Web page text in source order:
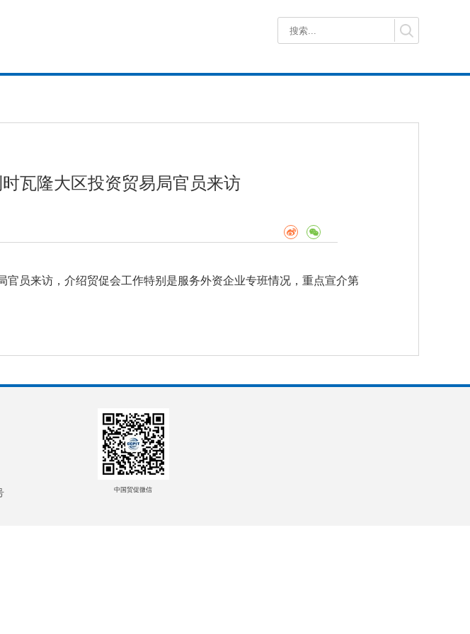
瓦隆大区投资贸易局官员来访
员来访，介绍贸促会工作特别是服务外资企业专班情况，重点宣介第
中国贸促微信